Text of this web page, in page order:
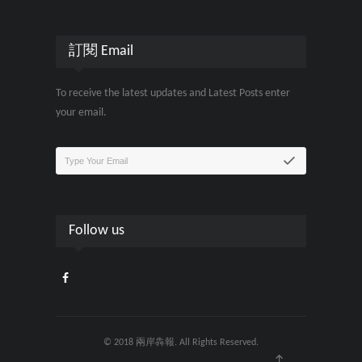
訂閱 Email
To receive the latest updates and Latest Posts enter
your email.
Follow us
© 2018 兩岸犇報. All Rights Reserved.